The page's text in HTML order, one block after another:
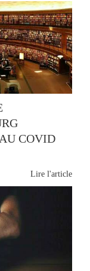
COVID
Lire l'article